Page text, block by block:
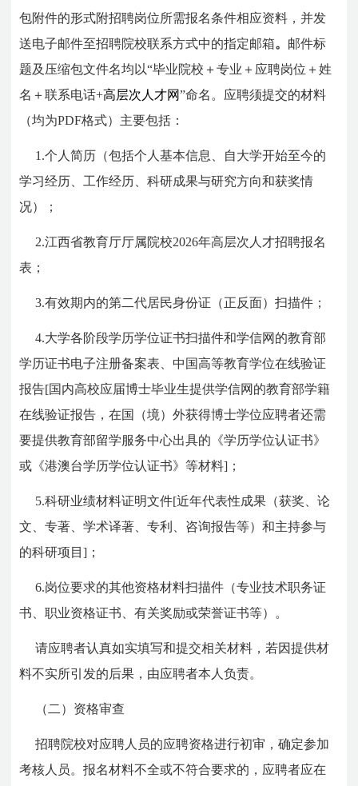
包附件的形式附招聘岗位所需报名条件相应资料，并发
送电子邮件至招聘院校联系方式中的指定邮箱。 邮件标
题及压缩包文件名均以“毕业院校＋专业＋应聘岗位＋姓
名＋联系电话+高层次人才网”命名。应聘须提交的材料
（均为PDF格式）主要包括：
1.个人简历（包括个人基本信息、自大学开始至今的
学习经历、工作经历、科研成果与研究方向和获奖情
况）；
2.江西省教育厅厅属院校2026年高层次人才招聘报名
表；
3.有效期内的第二代居民身份证（正反面）扫描件；
4.大学各阶段学历学位证书扫描件和学信网的教育部
学历证书电子注册备案表、中国高等教育学位在线验证
报告[国内高校应届博士毕业生提供学信网的教育部学籍
在线验证报告，在国（境）外获得博士学位应聘者还需
要提供教育部留学服务中心出具的《学历学位认证书》
或《港澳台学历学位认证书》等材料]；
5.科研业绩材料证明文件[近年代表性成果（获奖、论
文、专著、学术译著、专利、咨询报告等）和主持参与
的科研项目]；
6.岗位要求的其他资格材料扫描件（专业技术职务证
书、职业资格证书、有关奖励或荣誉证书等）。
请应聘者认真如实填写和提交相关材料，若因提供材
料不实所引发的后果，由应聘者本人负责。
（二）资格审查
招聘院校对应聘人员的应聘资格进行初审，确定参加
考核人员。报名材料不全或不符合要求的，应聘者应在